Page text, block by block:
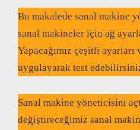
Bu makalede sanal makine
sanal makineler için ağ
Yapacağımız çeşitli ayarları
uygulayarak test
Sanal makine yöneticisini
değiştireceğimiz sanal